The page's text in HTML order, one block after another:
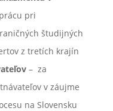
pri
študijných
z tretích krajín
– za
v záujme
na Slovensku